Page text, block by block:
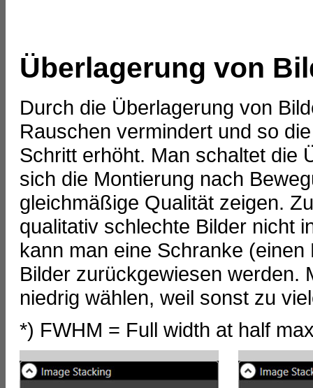
Überlagerung von
Durch die Überlagerung von
Rauschen vermindert und so
Schritt erhöht. Man schaltet die
sich die Montierung nach
gleichmäßige Qualität zeigen.
qualitativ schlechte Bilder nicht
kann man eine Schranke
Bilder zurückgewiesen werden.
niedrig wählen, weil sonst zu
*) FWHM = Full width at half